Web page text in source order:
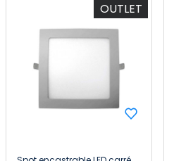
OUTLET